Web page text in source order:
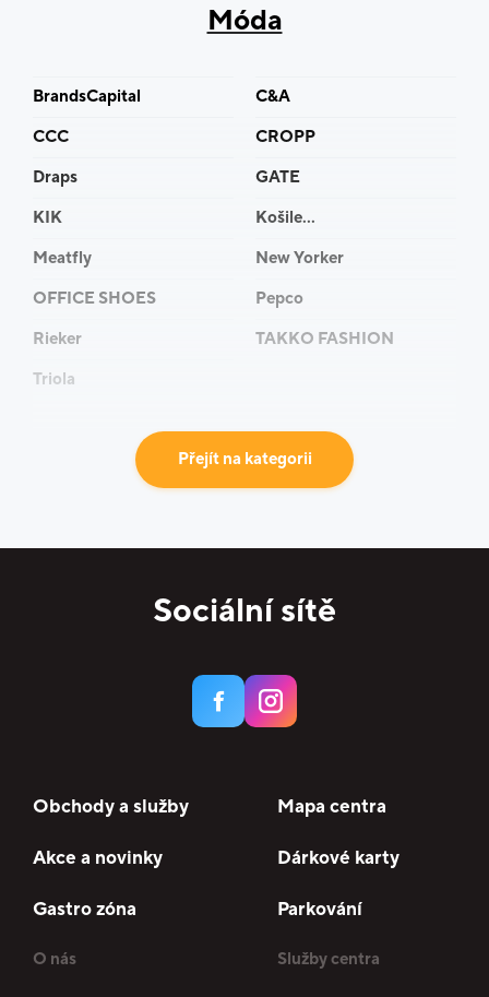
Móda
BrandsCapital
C&A
CCC
CROPP
Draps
GATE
KIK
Košile...
Meatfly
New Yorker
OFFICE SHOES
Pepco
Rieker
TAKKO FASHION
Triola
Přejít na kategorii
Sociální sítě
Obchody a služby Mapa centra
Akce a novinky Dárkové karty
Gastro zóna Parkování
O nás Služby centra